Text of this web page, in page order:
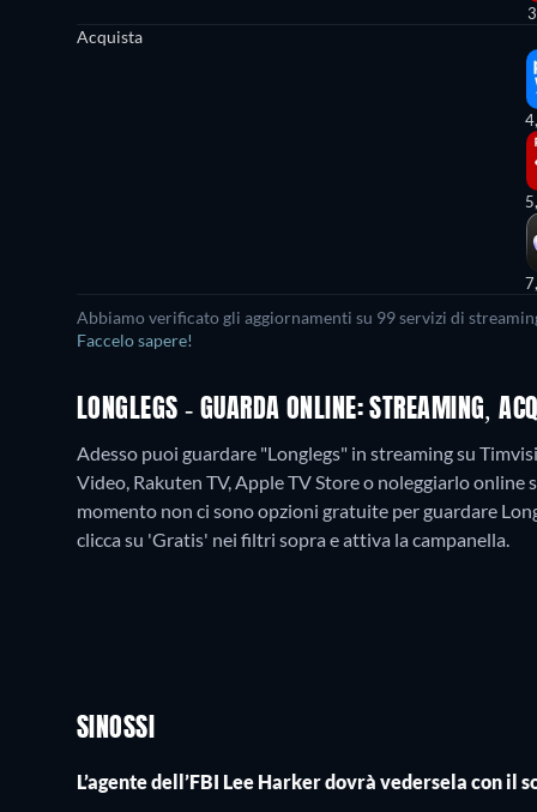
Acquista
Abbiamo verificato gli aggiornamenti su 99servizi di
Faccelo sapere!
LONGLEGS - GUARDA ONLINE: STREAMING,
Adesso puoi guardare "Longlegs" in streaming su
Video, Rakuten TV, Apple TV Store o noleggiarlo online
momento non ci sono opzioni gratuite per guardare
clicca su 'Gratis' nei filtri sopra e attiva la campanella.
SINOSSI
L’agente dell’FBI Lee Harker dovrà vedersela con il